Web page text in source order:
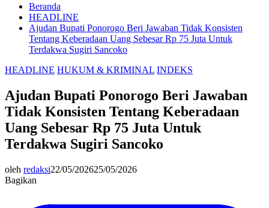
Beranda
HEADLINE
Ajudan Bupati Ponorogo Beri Jawaban Tidak Konsisten
Tentang Keberadaan Uang Sebesar Rp 75 Juta Untuk
Terdakwa Sugiri Sancoko
HEADLINE HUKUM & KRIMINAL INDEKS
Ajudan Bupati Ponorogo Beri Jawaban
Tidak Konsisten Tentang Keberadaan
Uang Sebesar Rp 75 Juta Untuk
Terdakwa Sugiri Sancoko
oleh redaksi22/05/202625/05/2026
Bagikan